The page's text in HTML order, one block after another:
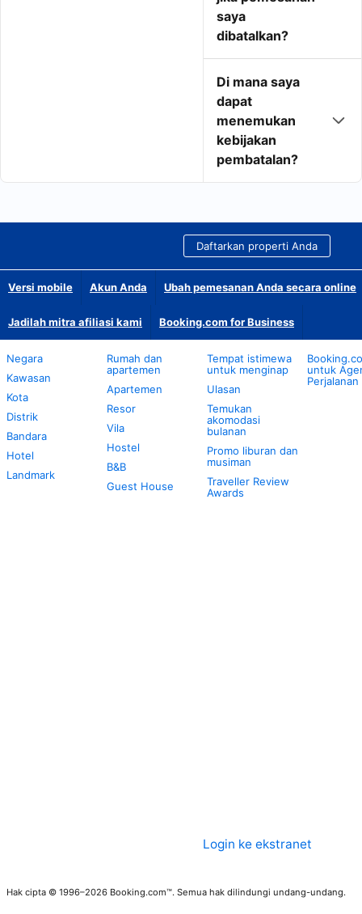
saya
dibatalkan?
Di mana saya
dapat
menemukan
kebijakan
pembatalan?
Daftarkan properti Anda
Versi mobile Akun Anda Ubah pemesanan Anda secara online
Jadilah mitra afiliasi kami Booking.com for Business
Negara
Kawasan
Kota
Distrik
Bandara
Hotel
Landmark
Rumah dan
apartemen
Apartemen
Resor
Vila
Hostel
B&B
Guest House
Tempat istimewa
untuk menginap
Ulasan
Temukan
akomodasi
bulanan
Promo liburan dan
musiman
Traveller Review
Awards
untuk
Perjalanan
Login ke ekstranet
Hak cipta © 1996–2026 Booking.com™. Semua hak dilindungi undang-undang.